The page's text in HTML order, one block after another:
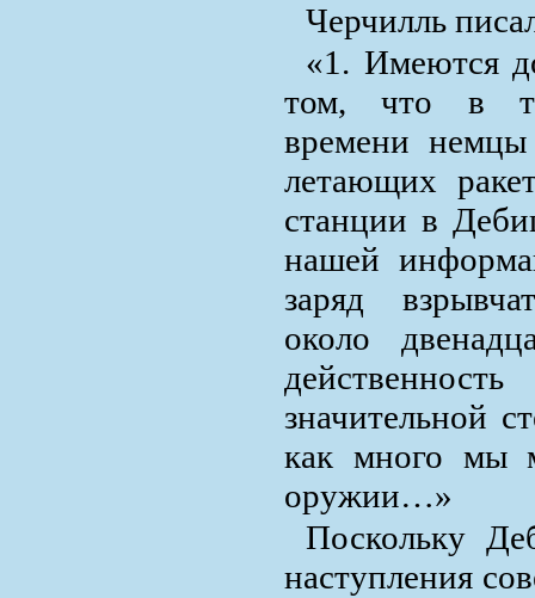
Черчилль
«1. Имеются
том, что в
времени
летающих
станции в
нашей
заряд
около
значительной
как много мы
оружии…»
Поскольку
наступления